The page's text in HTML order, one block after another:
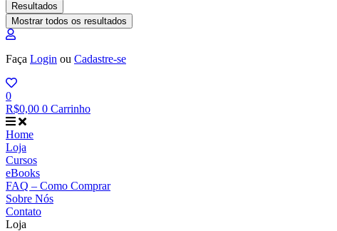
Resultados
Mostrar todos os resultados
Faça Login ou Cadastre-se
0
R$0,00 0 Carrinho
Home
Loja
Cursos
eBooks
FAQ – Como Comprar
Sobre Nós
Contato
Loja